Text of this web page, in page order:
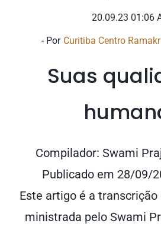
20.09.23 01:06
- Por Curitiba Centro
Suas
Compilador: Swami
Publicado em 28/09/
Este artigo é a
ministrada pelo Swami